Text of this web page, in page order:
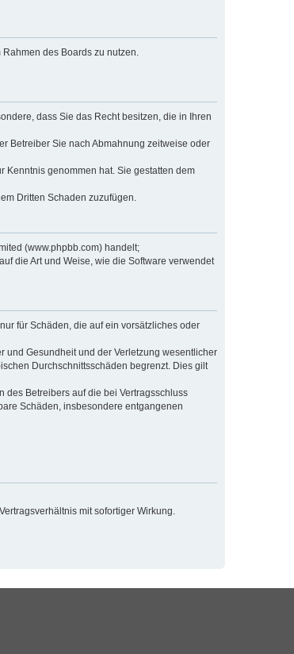
des Boards zu nutzen.
dass Sie das Recht besitzen, die in Ihren
Betreiber Sie nach Abmahnung zeitweise oder
Kenntnis genommen hat. Sie gestatten dem
Dritten Schaden zuzufügen.
(www.phpbb.com) handelt;
die Art und Weise, wie die Software verwendet
für Schäden, die auf ein vorsätzliches oder
und Gesundheit und der Verletzung wesentlicher
Durchschnittsschäden begrenzt. Dies gilt
des Betreibers auf die bei Vertragsschluss
Schäden, insbesondere entgangenen
mit sofortiger Wirkung.